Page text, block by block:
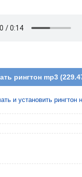
рингтон mp3
и установить рингтон